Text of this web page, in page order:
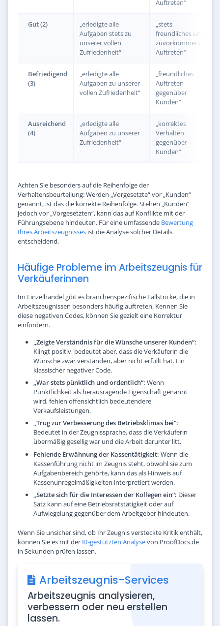
Auftreten“
Gut (2)
„erledigte alle
Aufgaben stets zu
unserer vollen
Zufriedenheit“
„stets
freundliches und
zuvorkommendes
Auftreten“
Befriedigend
(3)
„erledigte alle
Aufgaben zu unserer
vollen Zufriedenheit“
„freundliches
Auftreten
gegenüber
Kunden“
Ausreichend
(4)
„erledigte alle
Aufgaben zu unserer
Zufriedenheit“
„korrektes
Verhalten
gegenüber
Kunden“
Achten Sie besonders auf die Reihenfolge der
Verhaltensbeurteilung: Werden „Vorgesetzte“ vor „Kunden“
genannt, ist das die korrekte Reihenfolge. Stehen „Kunden“
jedoch vor „Vorgesetzten“, kann das auf Konflikte mit der
Führungsebene hindeuten. Für eine umfassende Bewertung
Ihres Arbeitszeugnisses ist die Analyse solcher Details
entscheidend.
Häufige Probleme im Arbeitszeugnis für
Verkäuferinnen
Im Einzelhandel gibt es branchenspezifische Fallstricke, die in
Arbeitszeugnissen besonders häufig auftreten. Kennen Sie
diese negativen Codes, können Sie gezielt eine Korrektur
einfordern.
„Zeigte Verständnis für die Wünsche unserer Kunden“:
Klingt positiv, bedeutet aber, dass die Verkäuferin die
Wünsche zwar verstanden, aber nicht erfüllt hat. Ein
klassischer negativer Code.
„War stets pünktlich und ordentlich“: Wenn
Pünktlichkeit als herausragende Eigenschaft genannt
wird, fehlen offensichtlich bedeutendere
Verkaufsleistungen.
„Trug zur Verbesserung des Betriebsklimas bei“:
Bedeutet in der Zeugnissprache, dass die Verkäuferin
übermäßig gesellig war und die Arbeit darunter litt.
Fehlende Erwähnung der Kassentätigkeit: Wenn die
Kassenführung nicht im Zeugnis steht, obwohl sie zum
Aufgabenbereich gehörte, kann das als Hinweis auf
Kassenunregelmäßigkeiten interpretiert werden.
„Setzte sich für die Interessen der Kollegen ein“: Dieser
Satz kann auf eine Betriebsratstätigkeit oder auf
Aufwiegelung gegenüber dem Arbeitgeber hindeuten.
Wenn Sie unsicher sind, ob Ihr Zeugnis versteckte Kritik enthält,
können Sie es mit der KI-gestützten Analysevon ProofDocs.de
in Sekunden prüfen lassen.
Arbeitszeugnis-Services
Arbeitszeugnis analysieren,
verbessern oder neu erstellen
lassen.